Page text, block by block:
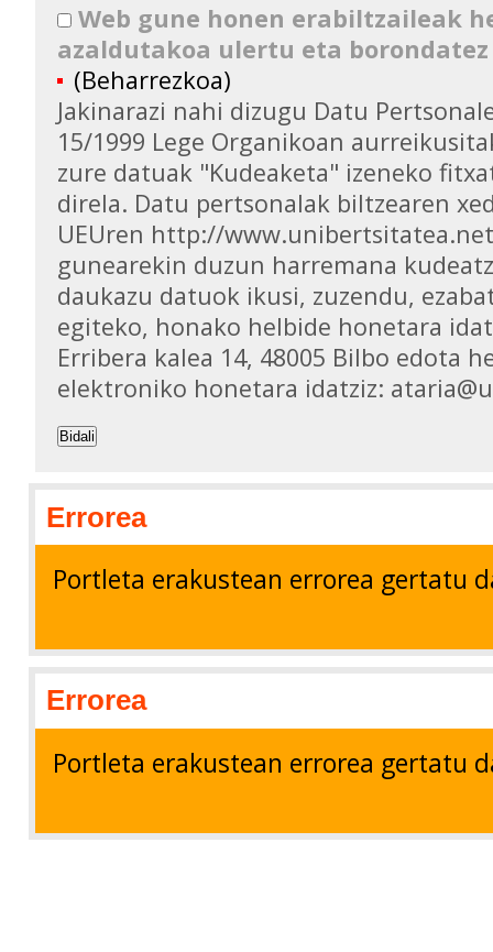
Web gune honen erabiltzaileak
azaldutakoa ulertu eta
(Beharrezkoa)
Jakinarazi nahi dizugu Datu
15/1999 Lege Organikoan
zure datuak "Kudeaketa" izeneko
direla. Datu pertsonalak biltzearen
UEUren http://
gunearekin duzun harremana
daukazu datuok ikusi, zuzendu,
egiteko, honako helbide honetara
Erribera kalea 14, 48005 Bilbo edota
elektroniko honetara idatziz:
Bidali
Errorea
Portleta erakustean errorea gertatu
Errorea
Portleta erakustean errorea gertatu